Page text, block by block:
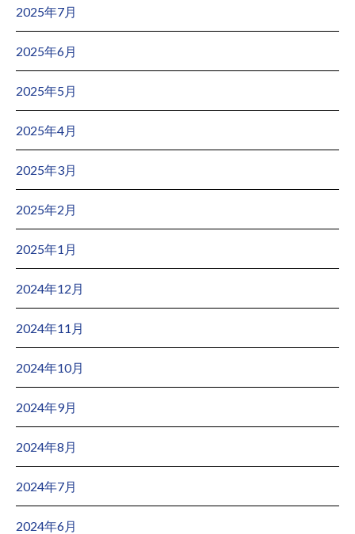
2025年7月
2025年6月
2025年5月
2025年4月
2025年3月
2025年2月
2025年1月
2024年12月
2024年11月
2024年10月
2024年9月
2024年8月
2024年7月
2024年6月